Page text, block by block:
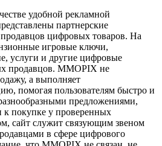
удобной рекламной
партнерские
цифровых товаров. На
игровые ключи,
услуги и другие цифровые
продавцов. MMOPIX не
а выполняет
помогая пользователям быстро и
предложениями,
к покупке у проверенных
сайт служит связующим звеном
в сфере цифрового